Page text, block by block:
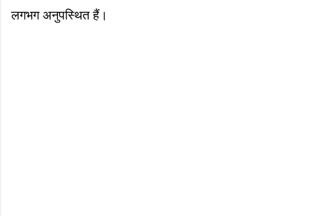
लगभग अनुपस्थित हैं।